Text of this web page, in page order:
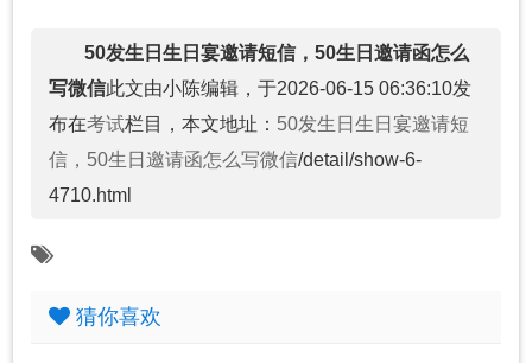
50发生日生日宴邀请短信，50生日邀请函怎么
写微信此文由小陈编辑，于2026-06-15 06:36:10发
布在考试栏目，本文地址： 50发生日生日宴邀请短
信，50生日邀请函怎么写微信/detail/show-6-
4710.html
猜你喜欢